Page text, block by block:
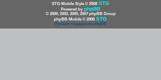
STG-Mobile Style © 2008 STG
Powered by phpBB
© 2000, 2002, 2005, 2007 phpBB Group
phpBB-Mobile © 2008 STG
Русская поддержка phpBB